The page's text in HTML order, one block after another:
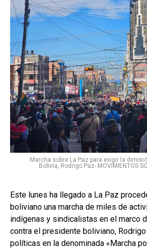
Marcha sobre La Paz para exigir la
Bolivia, Rodrigo Paz- MOVIMIENTOS
Este lunes ha llegado a La Paz
boliviano una marcha de miles de
indígenas y sindicalistas en el marco
contra el presidente boliviano,
políticas en la denominada «Marcha